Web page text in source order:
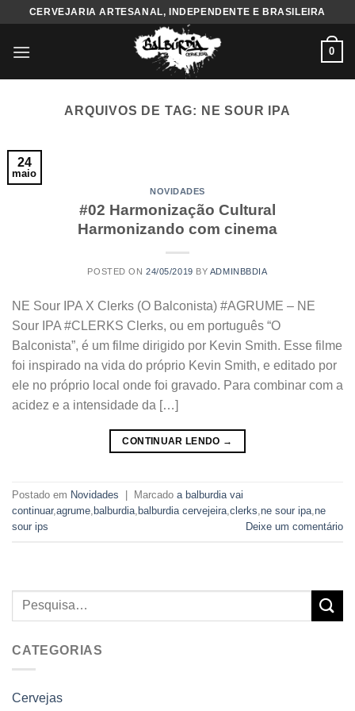
content
CERVEJARIA ARTESANAL, INDEPENDENTE E BRASILEIRA
0
ARQUIVOS DE TAG: NE SOUR IPA
24
maio
NOVIDADES
#02 Harmonização Cultural
Harmonizando com cinema
POSTED ON24/05/2019 BY ADMINBBDIA
NE Sour IPA X Clerks (O Balconista) #AGRUME – NE
Sour IPA #CLERKS Clerks, ou em português “O
Balconista”, é um filme dirigido por Kevin Smith. Esse filme
foi inspirado na vida do próprio Kevin Smith, e editado por
ele no próprio local onde foi gravado. Para combinar com a
acidez e a intensidade da […]
CONTINUAR LENDO →
Postado em Novidades Marcado a balburdia vai
continuar, agrume balburdia balburdia cervejeira clerks ne sour ipa ne
sour ips
Deixe um comentário
CATEGORIAS
Cervejas